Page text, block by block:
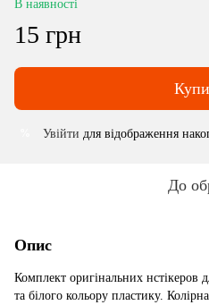
В наявності
15 грн
Увійти для відображення
До
Опис
Комплект оригінальних нстікеров
та білого кольору пластику.